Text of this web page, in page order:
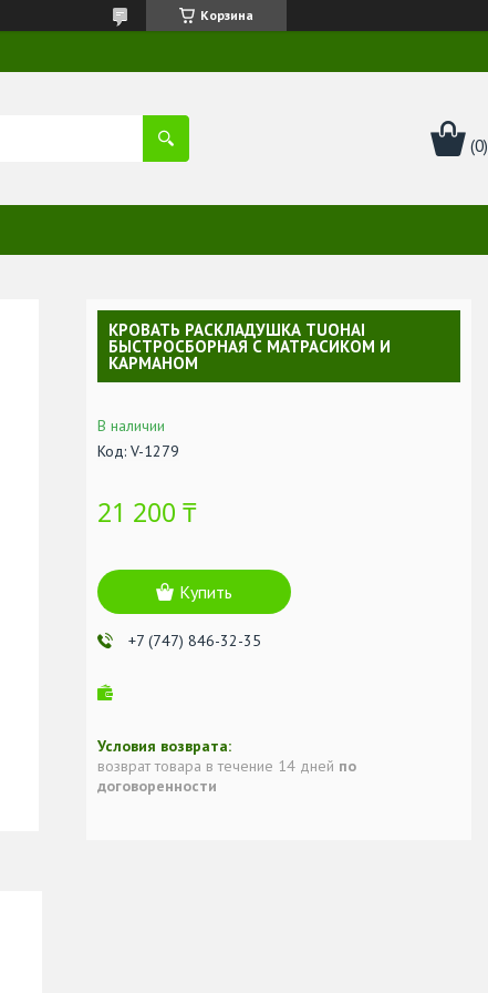
Корзина
КРОВАТЬ РАСКЛАДУШКА TUOHAI
БЫСТРОСБОРНАЯ С МАТРАСИКОМ И
КАРМАНОМ
В наличии
Код: V-1279
21 200 ₸
Купить
+7 (747) 846-32-35
возврат товара в течение 14 дней по
договоренности